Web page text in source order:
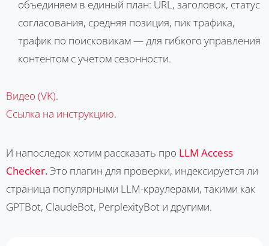
объединяем в единый план: URL, заголовок, статус
согласования, средняя позиция, пик трафика,
трафик по поисковикам — для гибкого управления
контентом с учетом сезонности.
Видео (VK).
Ссылка на инструкцию.
И напоследок хотим рассказать про LLM Access
Checker.Это плагин для проверки, индексируется ли
страница популярными LLM-краулерами, такими как
GPTBot, ClaudeBot, PerplexityBot и другими.